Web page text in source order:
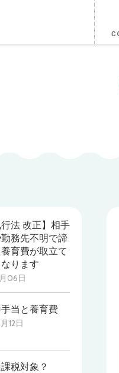
行法 改正】相手
務先不明で諦
育費が取立て
ります
06日
当と養育費
12日
税対象？